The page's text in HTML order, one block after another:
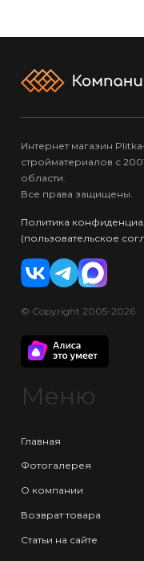
Интернет магазин
стройматериалов с
области.
Все права защищены.
Политика
(пользовательское
© Copyright 2005-2026
Меню
Главная
Фотогалерея
О компании
Возврат товара
Статьи на сайте